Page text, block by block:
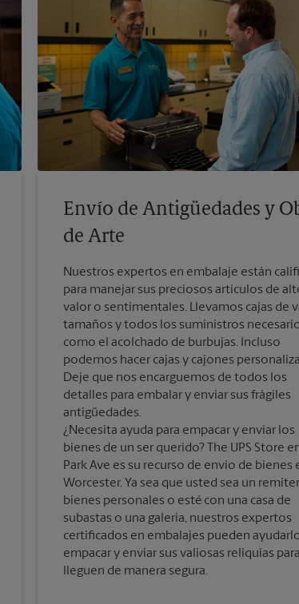
Envío de Antigüedades y
de Arte
Nuestros expertos en embalaje están
para manejar sus preciosos artículos de
valor o sentimentales. Llevamos cajas de
tamaños y todos los suministros
como el acolchado de burbujas. Incluso
podemos hacer cajas y cajones
Deje que nos encarguemos de todos los
detalles para embalar y enviar sus frágiles
antigüedades.
¿Necesita ayuda para empacar y enviar los
bienes de un ser querido? The UPS Store
Park Ave es su recurso de envío de bienes
Worcester. Ya sea que usted sea un
bienes personales o esté con una casa de
subastas o una galería, nuestros expertos
certificados en embalajes pueden
empacar y enviar sus valiosas reliquias
lleguen de manera segura.